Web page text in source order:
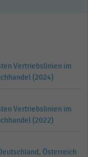
Vertriebslinien im
(2024)
Vertriebslinien im
(2022)
Österreich